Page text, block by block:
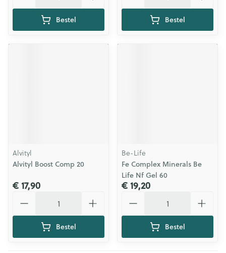
Bestel Bestel
Alvityl
Alvityl Boost Comp 20
€ 17,90
Bestel
Be-Life
Fe Complex Minerals Be
Life Nf Gel 60
€ 19,20
Bestel